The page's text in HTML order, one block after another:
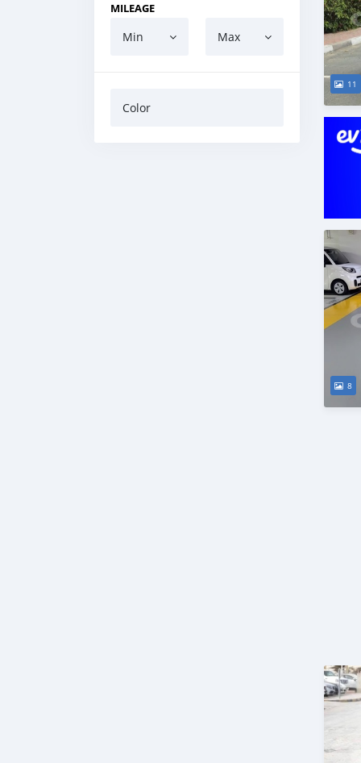
MILEAGE
Min Max
Color
11
8